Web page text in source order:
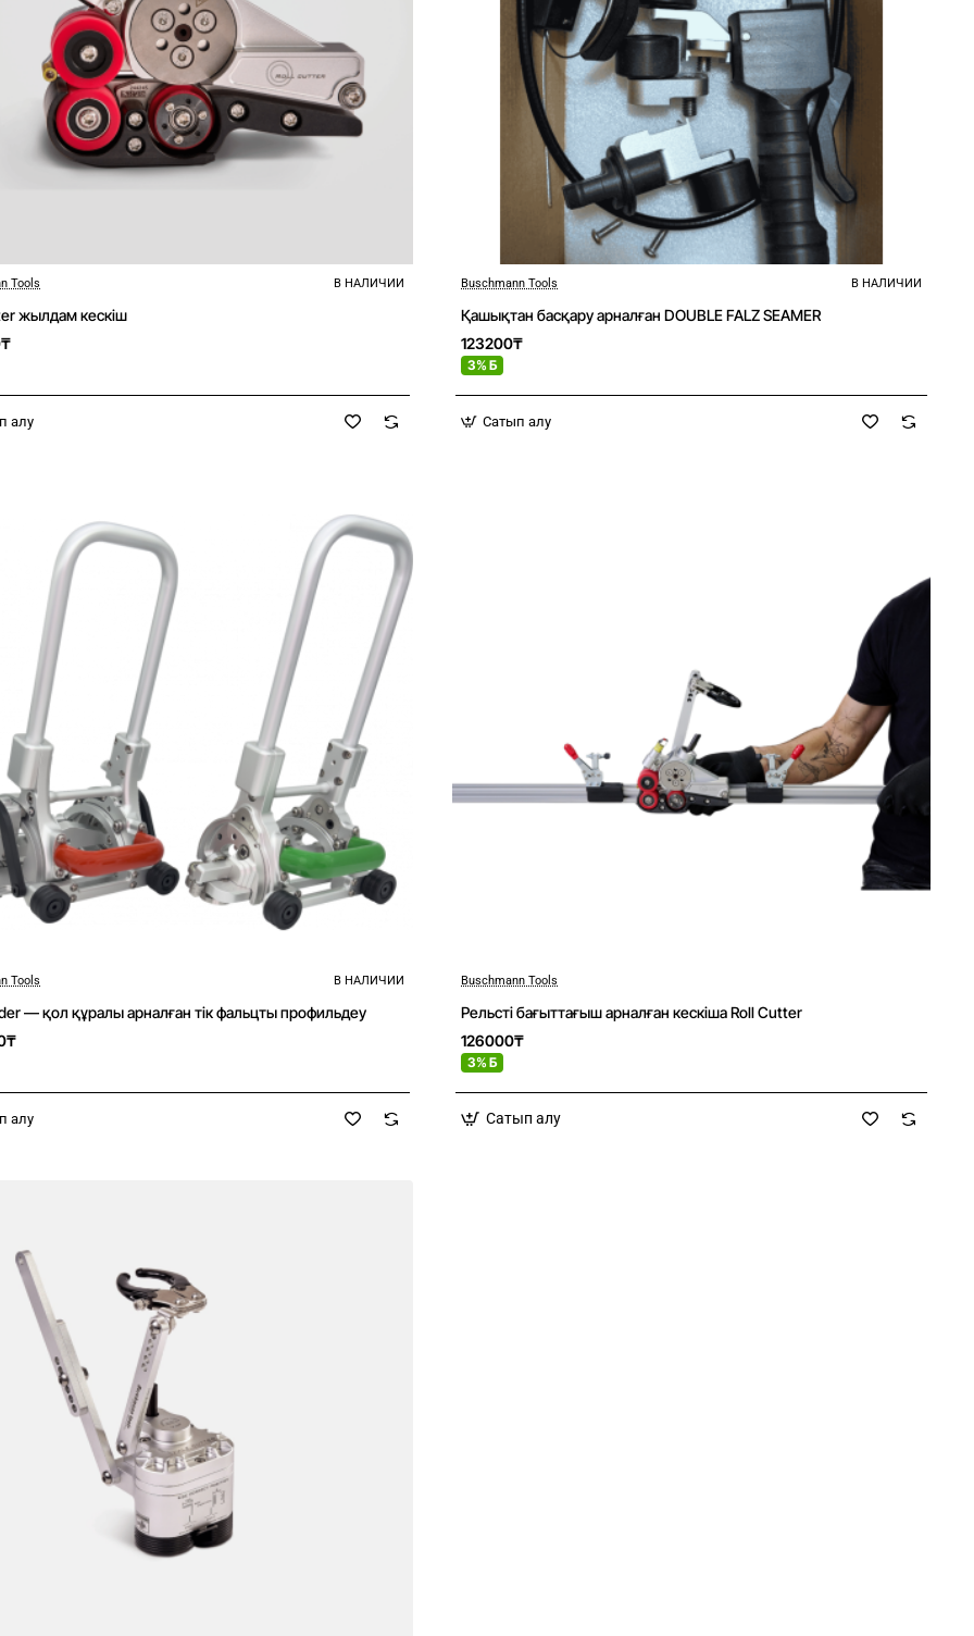
Новое
Tools В НАЛИЧИИ
жылдам кескіш
алу
Новое
Buschmann Tools В НАЛИЧИИ
Қашықтан басқару арналған DOUBLE FALZ SEAMER
123200₸
3% Б
Сатып алу
Tools В НАЛИЧИИ
— қол құралы арналған тік фальцты профильдеу
алу
Buschmann Tools
Рельсті бағыттағыш арналған кескіша Roll Cutter
126000₸
3% Б
Сатып алу